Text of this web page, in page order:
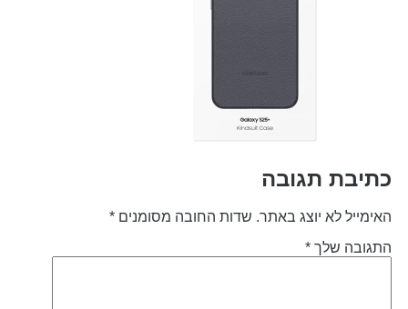
תגובה
לא יוצג באתר. שדות החובה מסומנים*
שלך*